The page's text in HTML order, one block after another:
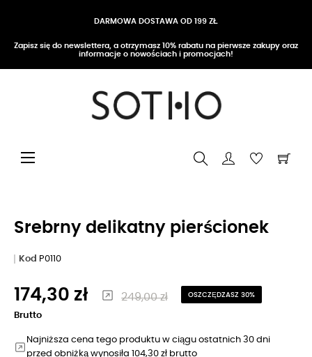
DARMOWA DOSTAWA OD 199 ZŁ
Zapisz się do newslettera, a otrzymasz 10% rabatu na pierwsze zakupy oraz
informacje o nowościach i promocjach!
Przełącz nawigację
☰
Srebrny delikatny pierścionek
Kod P0110
174,30 zł 249,00 zł OSZCZĘDZASZ 30%
Brutto
Najniższa cena tego produktu w ciągu ostatnich 30 dni
przed obniżką wynosiła 104,30 zł brutto